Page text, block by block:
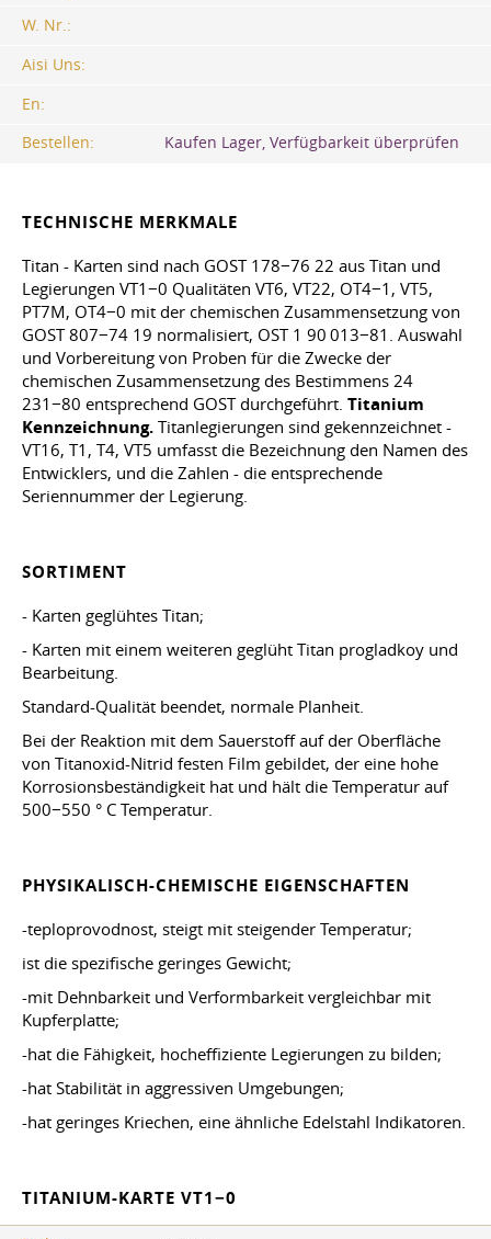
W. Nr.:
Aisi Uns:
En:
Bestellen:
Kaufen Lager, Verfügbarkeit überprüfen
TECHNISCHE MERKMALE
Titan - Karten sind nach GOST 178−76 22 aus Titan und
Legierungen VT1−0 Qualitäten VT6, VT22, OT4−1, VT5,
PT7M, OT4−0 mit der chemischen Zusammensetzung von
GOST 807−74 19 normalisiert, OST 1 90 013−81. Auswahl
und Vorbereitung von Proben für die Zwecke der
chemischen Zusammensetzung des Bestimmens 24
231−80 entsprechend GOST durchgeführt. Titanium
Kennzeichnung. Titanlegierungen sind gekennzeichnet -
VT16, T1, T4, VT5 umfasst die Bezeichnung den Namen des
Entwicklers, und die Zahlen - die entsprechende
Seriennummer der Legierung.
SORTIMENT
- Karten geglühtes Titan;
- Karten mit einem weiteren geglüht Titan progladkoy und
Bearbeitung.
Standard-Qualität beendet, normale Planheit.
Bei der Reaktion mit dem Sauerstoff auf der Oberfläche
von Titanoxid-Nitrid festen Film gebildet, der eine hohe
Korrosionsbeständigkeit hat und hält die Temperatur auf
500−550 ° C Temperatur.
PHYSIKALISCH-CHEMISCHE EIGENSCHAFTEN
-teploprovodnost, steigt mit steigender Temperatur;
ist die spezifische geringes Gewicht;
-mit Dehnbarkeit und Verformbarkeit vergleichbar mit
Kupferplatte;
-hat die Fähigkeit, hocheffiziente Legierungen zu bilden;
-hat Stabilität in aggressiven Umgebungen;
-hat geringes Kriechen, eine ähnliche Edelstahl Indikatoren.
TITANIUM-KARTE VT1−0